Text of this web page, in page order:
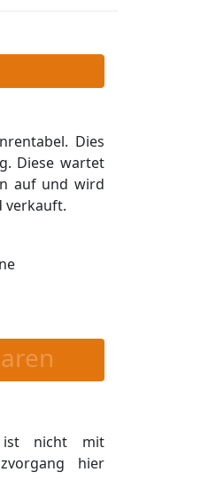
Dies
Diese wartet
auf und wird
verkauft.
ist nicht mit
hier